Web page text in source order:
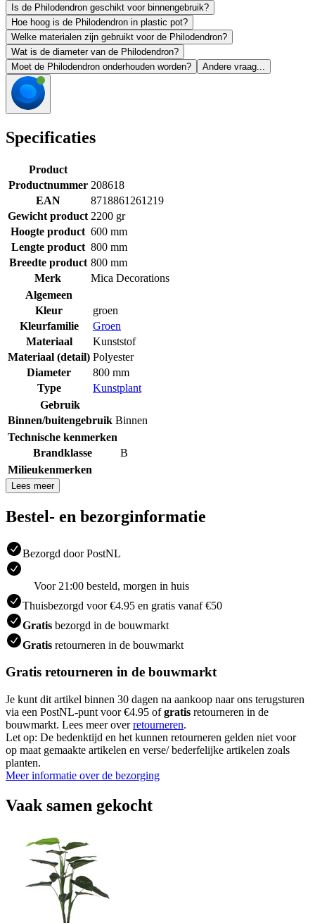
Is de Philodendron geschikt voor binnengebruik?
Hoe hoog is de Philodendron in plastic pot?
Welke materialen zijn gebruikt voor de Philodendron?
Wat is de diameter van de Philodendron?
Moet de Philodendron onderhouden worden?
Andere vraag...
Specificaties
Product
Productnummer 208618
EAN
8718861261219
Gewicht product 2200 gr
Hoogte product 600 mm
Lengte product 800 mm
Breedte product 800 mm
Merk
Mica Decorations
Algemeen
Kleur
groen
Kleurfamilie
Groen
Materiaal
Kunststof
Materiaal (detail) Polyester
Diameter
800 mm
Type
Kunstplant
Gebruik
Binnen/buitengebruik Binnen
Technische kenmerken
Brandklasse
B
Milieukenmerken
Lees meer
Bestel- en bezorginformatie
Bezorgd door PostNL
Voor 21:00 besteld, morgen in huis
Thuisbezorgd voor €4.95 en gratis vanaf €50
Gratis bezorgd in de bouwmarkt
Gratis retourneren in de bouwmarkt
Gratis retourneren in de bouwmarkt
Je kunt dit artikel binnen 30 dagen na aankoop naar ons terugsturen
via een PostNL-punt voor €4.95 ofgratis retourneren in de
bouwmarkt. Lees meer overretourneren.
Let op: De bedenktijd en het kunnen retourneren gelden niet voor
op maat gemaakte artikelen en verse/ bederfelijke artikelen zoals
planten.
Meer informatie over de bezorging
Vaak samen gekocht